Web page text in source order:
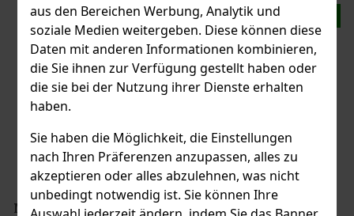
aus den Bereichen Werbung, Analytik und
soziale Medien weitergeben. Diese können diese
Daten mit anderen Informationen kombinieren,
die Sie ihnen zur Verfügung gestellt haben oder
die sie bei der Nutzung ihrer Dienste erhalten
haben.
Sie haben die Möglichkeit, die Einstellungen
nach Ihren Präferenzen anzupassen, alles zu
akzeptieren oder alles abzulehnen, was nicht
unbedingt notwendig ist. Sie können Ihre
McConnell’s Irish Whisky 5Y Geschenkset mit 2